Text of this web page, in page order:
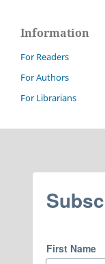
Information
For Readers
For Authors
For Librarians